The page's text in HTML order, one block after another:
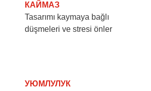
КАЙМАЗ
Tasarımı kaymaya bağlı
düşmeleri ve stresi önler
УЮМЛУЛУК